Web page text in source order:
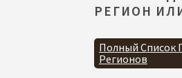
РЕГИОН
Полный Список
Регионов